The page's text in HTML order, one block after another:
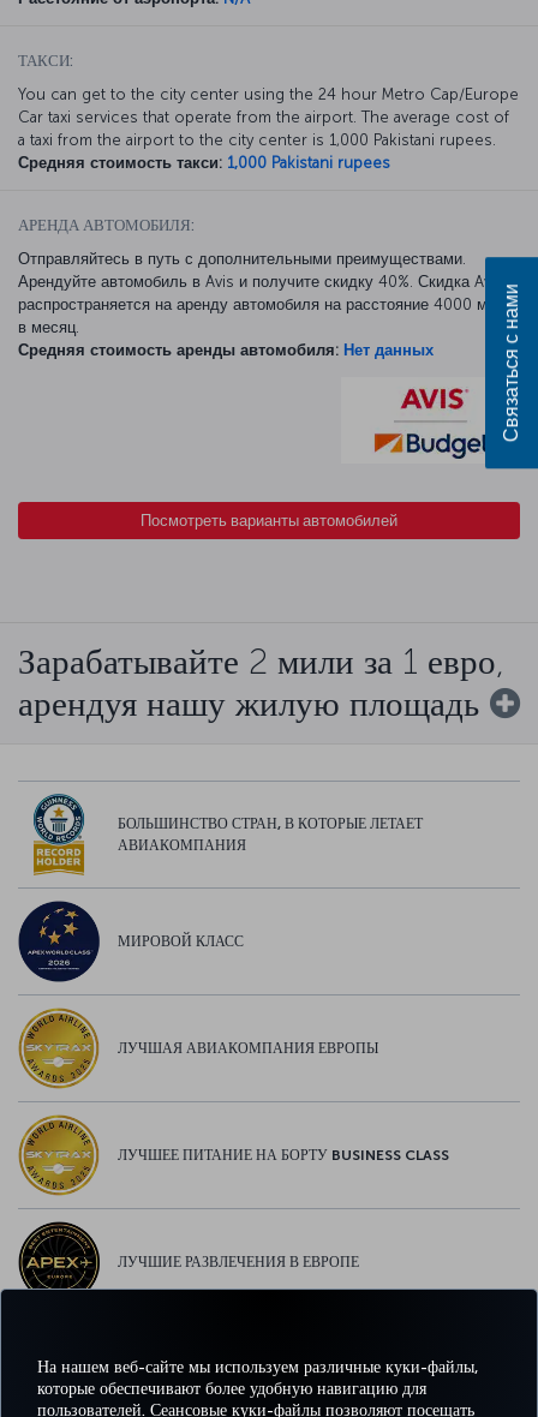
На нашем веб-сайте мы используем различные куки-файлы,
которые обеспечивают более удобную навигацию для
пользователей. Сеансовые куки-файлы позволяют посещать
ТАКСИ:
You can get to the city center using the 24 hour Metro Cap/Europe
Car taxi services that operate from the airport. The average cost of
a taxi from the airport to the city center is 1,000 Pakistani rupees.
Средняя стоимость такси: 1,000 Pakistani rupees
АРЕНДА АВТОМОБИЛЯ:
Отправляйтесь в путь с дополнительными преимуществами.
Арендуйте автомобиль в Avis и получите скидку 40%. Скидка Avis
распространяется на аренду автомобиля на расстояние 4000 миль
в месяц.
Средняя стоимость аренды автомобиля: Нет данных
Посмотреть варианты автомобилей
Зарабатывайте 2 мили за 1 евро,
арендуя нашу жилую площадь
БОЛЬШИНСТВО СТРАН, В КОТОРЫЕ ЛЕТАЕТ
АВИАКОМПАНИЯ
МИРОВОЙ КЛАСС
ЛУЧШАЯ АВИАКОМПАНИЯ ЕВРОПЫ
ЛУЧШЕЕ ПИТАНИЕ НА БОРТУ BUSINESS CLASS
ЛУЧШИЕ РАЗВЛЕЧЕНИЯ В ЕВРОПЕ
ЛУЧШИЙ WI-FI В ЕВРОПЕ
Связаться с нами